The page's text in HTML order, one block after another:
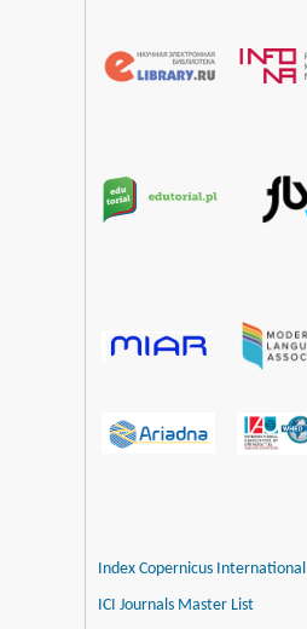
Index Copernicus International
ICI Journals Master List